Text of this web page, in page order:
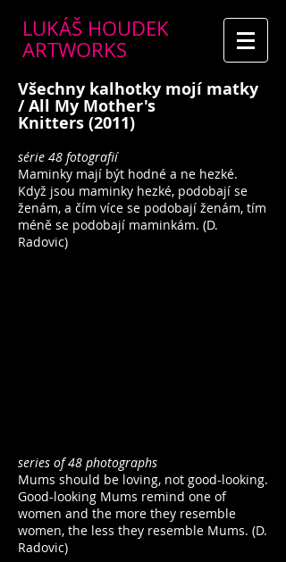
LUKÁŠ HOUDEK
ARTWORKS
Všechny kalhotky mojí matky
/ All My Mother's
Knitters (2011)
série 48 fotografií
Maminky mají být hodné a ne hezké.
Když jsou maminky hezké, podobají se
ženám, a čím více se podobají ženám, tím
méně se podobají maminkám. (D.
Radovic)
series of 48 photographs
Mums should be loving, not good-looking.
Good-looking Mums remind one of
women and the more they resemble
women, the less they resemble Mums. (D.
Radovic)